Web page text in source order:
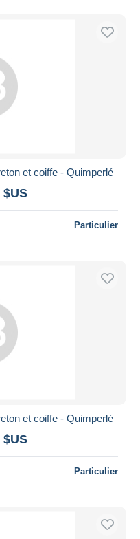
et coiffe - Quimperlé
$US
Particulier
et coiffe - Quimperlé
$US
Particulier